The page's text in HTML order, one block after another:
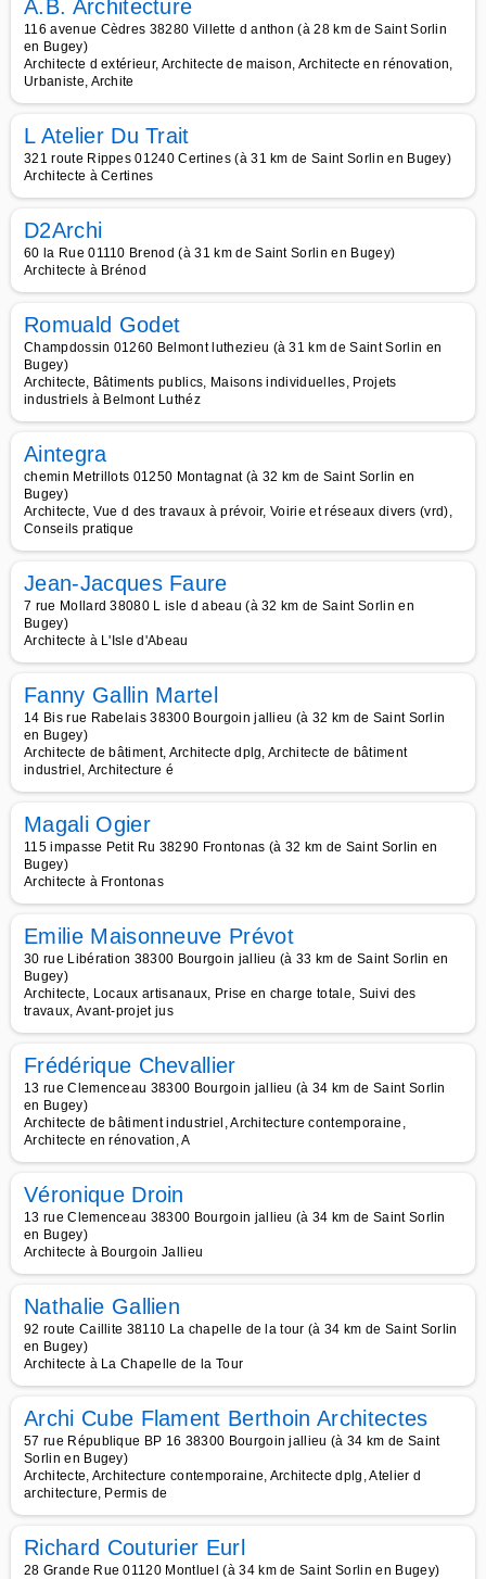
A.B. Architecture
116 avenue Cèdres 38280 Villette d anthon (à 28 km de Saint Sorlin
en Bugey)
Architecte d extérieur, Architecte de maison, Architecte en rénovation,
Urbaniste, Archite
L Atelier Du Trait
321 route Rippes 01240 Certines (à 31 km de Saint Sorlin en Bugey)
Architecte à Certines
D2Archi
60 la Rue 01110 Brenod (à 31 km de Saint Sorlin en Bugey)
Architecte à Brénod
Romuald Godet
Champdossin 01260 Belmont luthezieu (à 31 km de Saint Sorlin en
Bugey)
Architecte, Bâtiments publics, Maisons individuelles, Projets
industriels à Belmont Luthéz
Aintegra
chemin Metrillots 01250 Montagnat (à 32 km de Saint Sorlin en
Bugey)
Architecte, Vue d des travaux à prévoir, Voirie et réseaux divers (vrd),
Conseils pratique
Jean-Jacques Faure
7 rue Mollard 38080 L isle d abeau (à 32 km de Saint Sorlin en
Bugey)
Architecte à L'Isle d'Abeau
Fanny Gallin Martel
14 Bis rue Rabelais 38300 Bourgoin jallieu (à 32 km de Saint Sorlin
en Bugey)
Architecte de bâtiment, Architecte dplg, Architecte de bâtiment
industriel, Architecture é
Magali Ogier
115 impasse Petit Ru 38290 Frontonas (à 32 km de Saint Sorlin en
Bugey)
Architecte à Frontonas
Emilie Maisonneuve Prévot
30 rue Libération 38300 Bourgoin jallieu (à 33 km de Saint Sorlin en
Bugey)
Architecte, Locaux artisanaux, Prise en charge totale, Suivi des
travaux, Avant-projet jus
Frédérique Chevallier
13 rue Clemenceau 38300 Bourgoin jallieu (à 34 km de Saint Sorlin
en Bugey)
Architecte de bâtiment industriel, Architecture contemporaine,
Architecte en rénovation, A
Véronique Droin
13 rue Clemenceau 38300 Bourgoin jallieu (à 34 km de Saint Sorlin
en Bugey)
Architecte à Bourgoin Jallieu
Nathalie Gallien
92 route Caillite 38110 La chapelle de la tour (à 34 km de Saint Sorlin
en Bugey)
Architecte à La Chapelle de la Tour
Archi Cube Flament Berthoin Architectes
57 rue République BP 16 38300 Bourgoin jallieu (à 34 km de Saint
Sorlin en Bugey)
Architecte, Architecture contemporaine, Architecte dplg, Atelier d
architecture, Permis de
Richard Couturier Eurl
28 Grande Rue 01120 Montluel (à 34 km de Saint Sorlin en Bugey)